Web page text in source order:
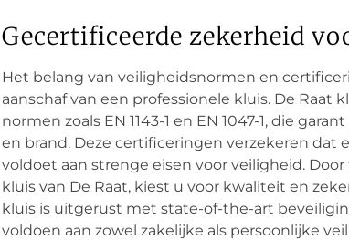
Gecertificeerde zekerheid
Het belang van veiligheidsnormen en
aanschaf van een professionele kluis. De Raat
normen zoals EN 1143-1 en EN 1047-1, die
en brand. Deze certificeringen verzekeren dat
voldoet aan strenge eisen voor veiligheid.
kluis van De Raat, kiest u voor kwaliteit en
kluis is uitgerust met state-of-the-art
voldoen aan zowel zakelijke als persoonlijke